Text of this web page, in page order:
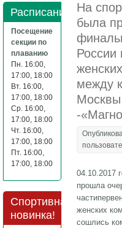
На
была
России
между
Москвы
-
04.10.2017
прошла
женских
сошлись
Расписание
Посещение
секции по
плаванию
Пн. 16:00,
17:00, 18:00
Вт. 16:00,
17:00, 18:00
Ср. 16:00,
17:00, 18:00
Чт. 16:00,
17:00, 18:00
Пт. 16:00,
17:00, 18:00
Спортивная
новинка!